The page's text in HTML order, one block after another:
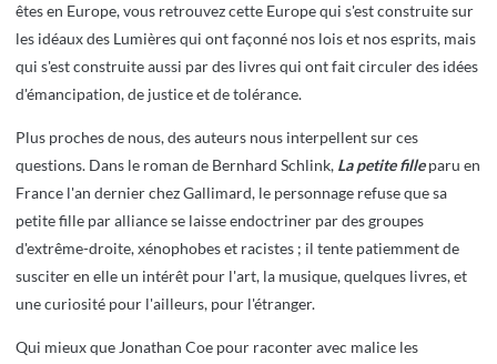
êtes en Europe, vous retrouvez cette Europe qui s'est construite sur
les idéaux des Lumières qui ont façonné nos lois et nos esprits, mais
qui s'est construite aussi par des livres qui ont fait circuler des idées
d'émancipation, de justice et de tolérance.
Plus proches de nous, des auteurs nous interpellent sur ces
questions. Dans le roman de Bernhard Schlink, La petite filleparu en
France l'an dernier chez Gallimard, le personnage refuse que sa
petite fille par alliance se laisse endoctriner par des groupes
d'extrême-droite, xénophobes et racistes ; il tente patiemment de
susciter en elle un intérêt pour l'art, la musique, quelques livres, et
une curiosité pour l'ailleurs, pour l'étranger.
Qui mieux que Jonathan Coe pour raconter avec malice les